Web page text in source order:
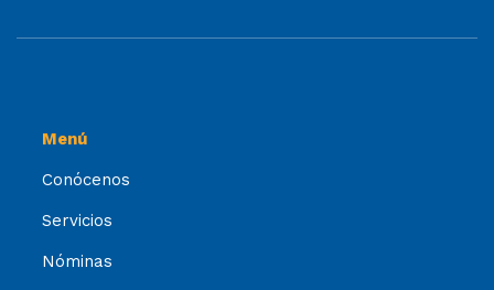
Menú
Conócenos
Servicios
Nóminas